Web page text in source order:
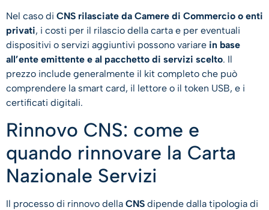
Nel caso di CNS rilasciate da Camere di Commercio o enti
privati, i costi per il rilascio della carta e per eventuali
dispositivi o servizi aggiuntivi possono variare in base
all’ente emittente e al pacchetto di servizi scelto. Il
prezzo include generalmente il kit completo che può
comprendere la smart card, il lettore o il token USB, e i
certificati digitali.
Rinnovo CNS: come e
quando rinnovare la Carta
Nazionale Servizi
Il processo di rinnovo della CNS dipende dalla tipologia di